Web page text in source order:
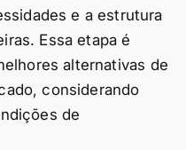
e a estrutura
Essa etapa é
alternativas de
considerando
de